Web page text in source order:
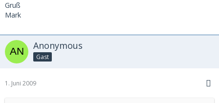
Gruß
Mark
Anonymous
Gast
1. Juni 2009